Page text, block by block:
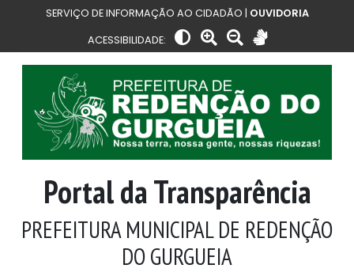
SERVIÇO DE INFORMAÇÃO AO CIDADÃO | OUVIDORIA
ACESSIBILIDADE:
Portal da Transparência
PREFEITURA MUNICIPAL DE REDENÇÃO
DO GURGUEIA